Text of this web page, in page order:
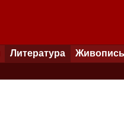
Литература Живопись